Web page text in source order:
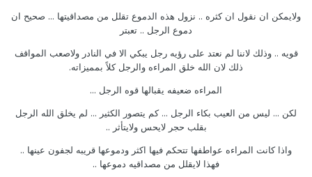
ولايمكن ان نقول ان كثره .. نزول هذه الدموع تقلل من مصداقيتها ... صحيح ان
دموع الرجل .. تعبتر
قويه .. وذلك لاننا لم نعتد على رؤيه رجل يبكي الا في النادر ولاصعب المواقف
ذلك لان الله خلق المراءه والرجل كلاً بمميزاته.
المراءه ضعيفه يقبالها قوه الرجل ...
لكن ... ليس من العيب بكاء الرجل ... كم يتصور الكثير ... لم يخلق الله الرجل
بقلب حجر لايحس ولايتأثر ..
واذا كانت المراءه عواطفها تتحكم فيها اكثر ودموعها قريبه لجفون عينها ..
فهذا لايقلل من مصداقيه دموعها ..